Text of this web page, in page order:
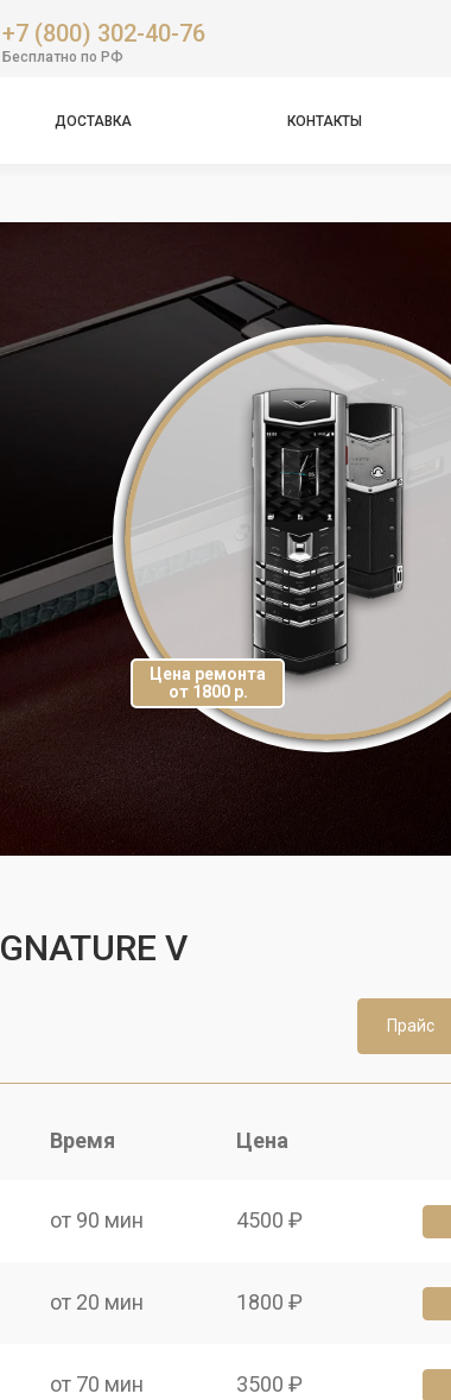
+7 (800) 302-40-76
Бесплатно по РФ
ДОСТАВКА КОНТАКТЫ
Цена ремонта
от 1800 р.
V
Прайс
Время Цена
от 90 мин 4500 ₽
от 20 мин 1800 ₽
от 70 мин 3500 ₽